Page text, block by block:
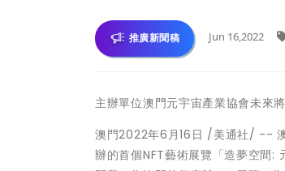
推廣新聞稿 Jun 16,2022
主辦單位澳門元宇宙產業協會未來
澳門2022年6月16日 /美通社/ --
辦的首個NFT藝術展覽「造夢空間